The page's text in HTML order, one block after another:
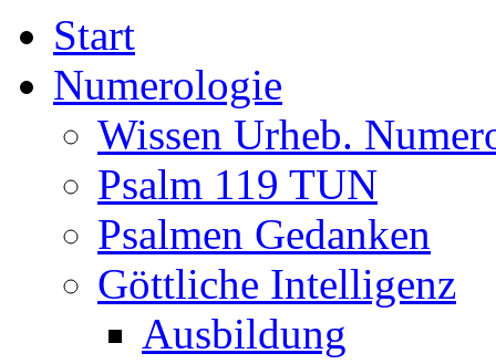
Start
Numerologie
Wissen Urheb.
Psalm 119 TUN
Psalmen Gedanken
Göttliche Intelligenz
Ausbildung